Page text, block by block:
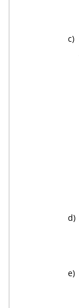
c)
d)
e)